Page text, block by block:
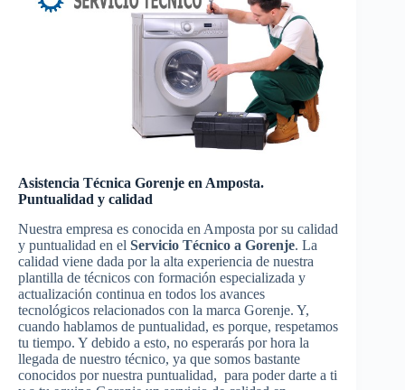
Asistencia Técnica Gorenje en Amposta.
Puntualidad y calidad
Nuestra empresa es conocida en Amposta por su calidad
y puntualidad en el Servicio Técnico a Gorenje. La
calidad viene dada por la alta experiencia de nuestra
plantilla de técnicos con formación especializada y
actualización continua en todos los avances
tecnológicos relacionados con la marca Gorenje. Y,
cuando hablamos de puntualidad, es porque, respetamos
tu tiempo. Y debido a esto, no esperarás por hora la
llegada de nuestro técnico, ya que somos bastante
conocidos por nuestra puntualidad, para poder darte a ti